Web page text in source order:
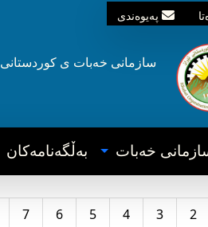
په‌یوه‌ندی
سازمانی خه‌بات ی کوردستانی
خه‌بات به‌ڵگه‌نامه‌کان
2
3
4
5
6
7